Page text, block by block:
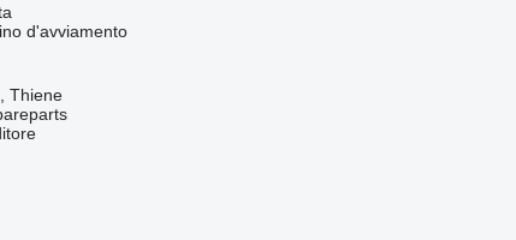
d'avviamento
Thiene